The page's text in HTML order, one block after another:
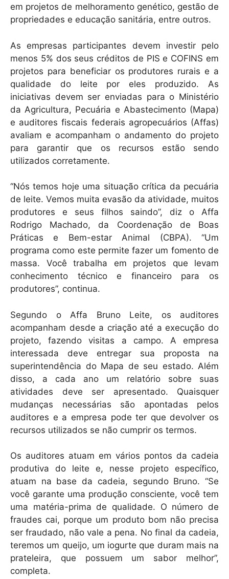
em projetos de melhoramento genético, gestão de
propriedades e educação sanitária, entre outros.
As empresas participantes devem investir pelo
menos 5% dos seus créditos de PIS e COFINS em
projetos para beneficiar os produtores rurais e a
qualidade do leite por eles produzido. As
iniciativas devem ser enviadas para o Ministério
da Agricultura, Pecuária e Abastecimento (Mapa)
e auditores fiscais federais agropecuários (Affas)
avaliam e acompanham o andamento do projeto
para garantir que os recursos estão sendo
utilizados corretamente.
“Nós temos hoje uma situação crítica da pecuária
de leite. Vemos muita evasão da atividade, muitos
produtores e seus filhos saindo”, diz o Affa
Rodrigo Machado, da Coordenação de Boas
Práticas e Bem-estar Animal (CBPA). “Um
programa como este permite fazer um fomento de
massa. Você trabalha em projetos que levam
conhecimento técnico e financeiro para os
produtores”, continua.
Segundo o Affa Bruno Leite, os auditores
acompanham desde a criação até a execução do
projeto, fazendo visitas a campo. A empresa
interessada deve entregar sua proposta na
superintendência do Mapa de seu estado. Além
disso, a cada ano um relatório sobre suas
atividades deve ser apresentado. Quaisquer
mudanças necessárias são apontadas pelos
auditores e a empresa pode ter que devolver os
recursos utilizados se não cumprir os termos.
Os auditores atuam em vários pontos da cadeia
produtiva do leite e, nesse projeto específico,
atuam na base da cadeia, segundo Bruno. “Se
você garante uma produção consciente, você tem
uma matéria-prima de qualidade. O número de
fraudes cai, porque um produto bom não precisa
ser fraudado, não vale a pena. No final da cadeia,
teremos um queijo, um iogurte que duram mais na
prateleira, que possuem um sabor melhor”,
completa.